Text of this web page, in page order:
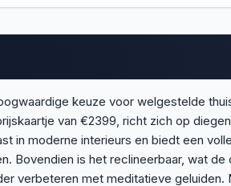
keuze voor welgestelde
van €2399, richt zich op
in moderne interieurs en biedt een
Bovendien is het reclineerbaar, wat
verbeteren met meditatieve